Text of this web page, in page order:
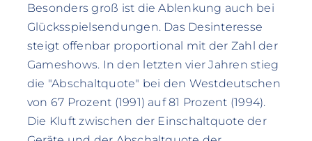
Besonders groß ist die Ablenkung auch bei
Glücksspielsendungen. Das Desinteresse
steigt offenbar proportional mit der Zahl der
Gameshows. In den letzten vier Jahren stieg
die "Abschaltquote" bei den Westdeutschen
von 67 Prozent (1991) auf 81 Prozent (1994).
Die Kluft zwischen der Einschaltquote der